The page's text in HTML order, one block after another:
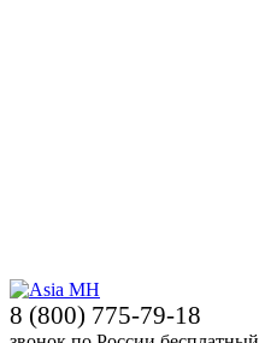
8 (800) 775-79-18